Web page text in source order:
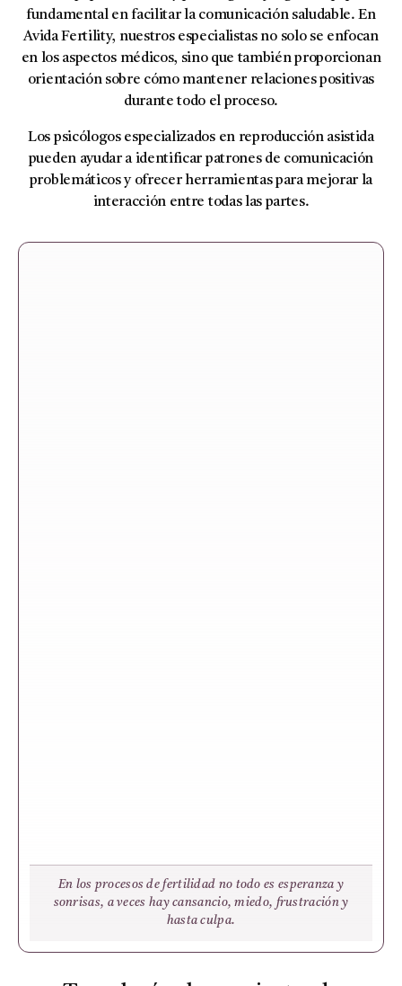
fundamental en facilitar la comunicación saludable. En
Avida Fertility, nuestros especialistas no solo se enfocan
en los aspectos médicos, sino que también proporcionan
orientación sobre cómo mantener relaciones positivas
durante todo el proceso.
Los psicólogos especializados en reproducción asistida
pueden ayudar a identificar patrones de comunicación
problemáticos y ofrecer herramientas para mejorar la
interacción entre todas las partes.
En los procesos de fertilidad no todo es esperanza y
sonrisas, a veces hay cansancio, miedo, frustración y
hasta culpa.